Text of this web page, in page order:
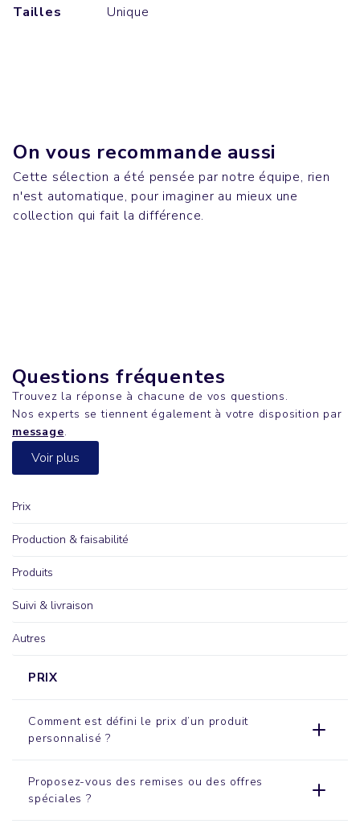
Tailles
Unique
On vous recommande aussi
Cette sélection a été pensée par notre équipe, rien
n'est automatique, pour imaginer au mieux une
collection qui fait la différence.
Bureau
MOBB DEEP
Evenements
Sacs
Questions fréquentes
Trouvez la réponse à chacune de vos questions.
Nos experts se tiennent également à votre disposition par
message.
Voir plus
Prix
Production & faisabilité
Produits
Suivi & livraison
Autres
PRIX
Comment est défini le prix d’un produit
personnalisé ?
Proposez-vous des remises ou des offres
spéciales ?